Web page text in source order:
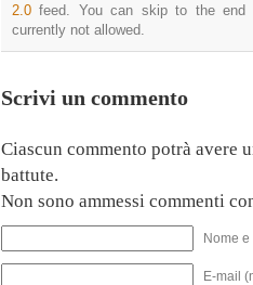
2.0 feed. You can skip to the end
currently not allowed.
Scrivi un commento
Ciascun commento potrà avere
battute.
Non sono ammessi commenti
Nome
E-mail